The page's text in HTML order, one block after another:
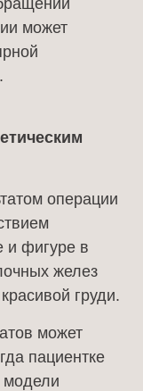
может
операции
и фигуре в
желез
груди.
может
пациентке
модели